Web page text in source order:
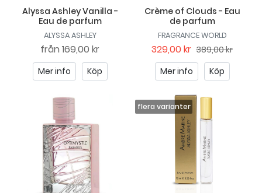
Alyssa Ashley Vanilla -
Eau de parfum
ALYSSA ASHLEY
från 169,00 kr
Mer info Köp
Crème of Clouds - Eau
de parfum
FRAGRANCE WORLD
329,00 kr 389,00 kr
Mer info
Köp